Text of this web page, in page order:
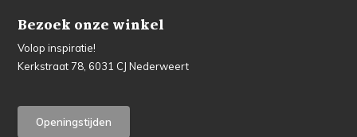
Bezoek onze winkel
Volop inspiratie!
Kerkstraat 78, 6031 CJ Nederweert
Openingstijden